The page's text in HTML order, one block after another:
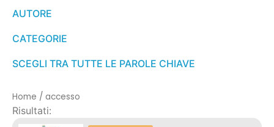
AUTORE
CATEGORIE
SCEGLI TRA TUTTE LE PAROLE CHIAVE
Home / accesso
Risultati: